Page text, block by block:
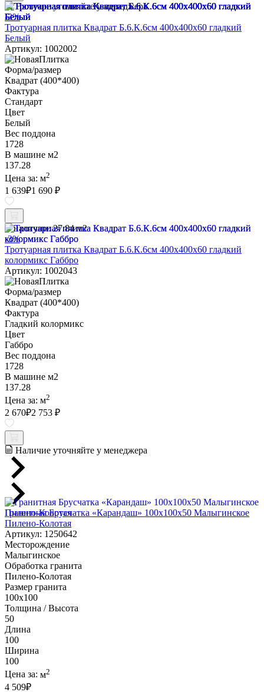
Наличие уточняйте у менеджера
-3%
Тротуарная плитка Квадрат Б.6.К.6см 400х400х60 гладкий
Белый
Артикул: 1002002
Форма/размер
Квадрат (400*400)
Фактура
Стандарт
Цвет
Белый
Вес поддона
1728
В машине м2
137.28
Цена за: м2
1 639₽1 690 ₽
В наличии: 27.84 м2
-3%
Тротуарная плитка Квадрат Б.6.К.6см 400х400х60 гладкий
колормикс Габбро
Артикул: 1002043
Форма/размер
Квадрат (400*400)
Фактура
Гладкий колормикс
Цвет
Габбро
Вес поддона
1728
В машине м2
137.28
Цена за: м2
2 670₽2 753 ₽
Наличие уточняйте у менеджера
Гранитная Брусчатка «Карандаш» 100х100x50 Малыгинское
Пилено-Колотая
Артикул: 1250642
Месторождение
Малыгинское
Обработка гранита
Пилено-Колотая
Размер гранита
100х100
Толщина / Высота
50
Длина
100
Ширина
100
Цена за: м2
4 509₽